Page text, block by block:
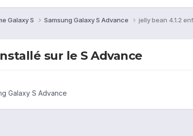
Galaxy S Samsung Galaxy S Advance jelly bean 4.1.2
sur le S Advance
Galaxy S Advance